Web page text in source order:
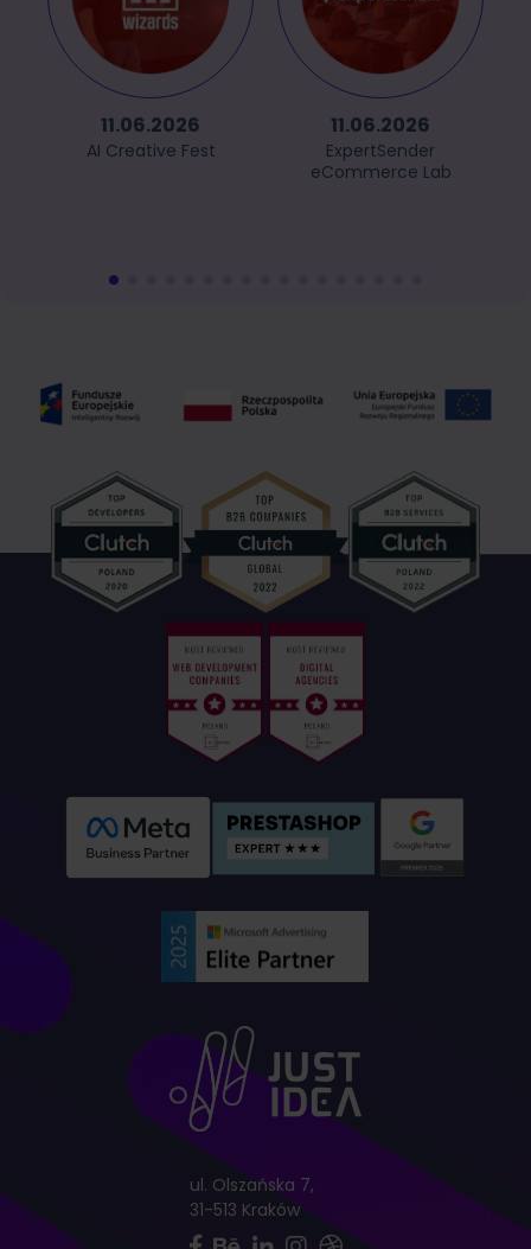
11.06.2026
AI Creative Fest
11.06.2026
ExpertSender
eCommerce Lab
ul. Olszańska 7,
31-513 Kraków